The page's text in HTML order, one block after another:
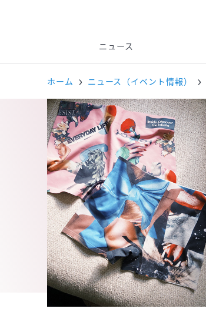
ニュース
ホーム ニュース（イベント情報）